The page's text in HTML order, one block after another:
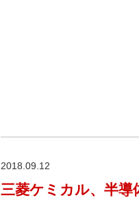
2018.09.12
三菱ケミカル、半